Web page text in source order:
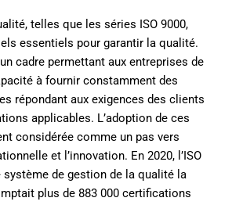
telles que les séries ISO 9000,
essentiels pour garantir la qualité.
cadre permettant aux entreprises de
à fournir constamment des
répondant aux exigences des clients
applicables. L’adoption de ces
considérée comme un pas vers
et l’innovation. En 2020, l’ISO
système de gestion de la qualité la
plus de 883 000 certifications